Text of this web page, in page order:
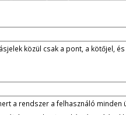
közül csak a pont, a kötőjel,
a rendszer a felhasználó